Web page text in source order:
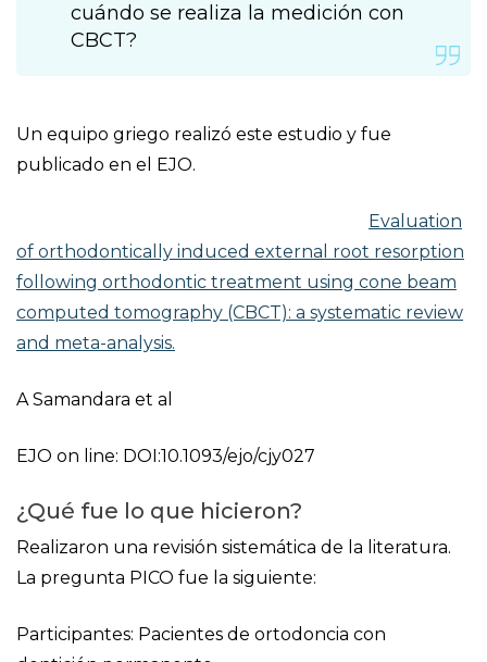
cuándo se realiza la medición con
CBCT?
Un equipo griego realizó este estudio y fue
publicado en el EJO.
Evaluation
of orthodontically induced external root resorption
following orthodontic treatment using cone beam
computed tomography (CBCT): a systematic review
and meta-analysis.
A Samandara et al
EJO on line: DOI:10.1093/ejo/cjy027
¿Qué fue lo que hicieron?
Realizaron una revisión sistemática de la literatura.
La pregunta PICO fue la siguiente:
Participantes: Pacientes de ortodoncia con